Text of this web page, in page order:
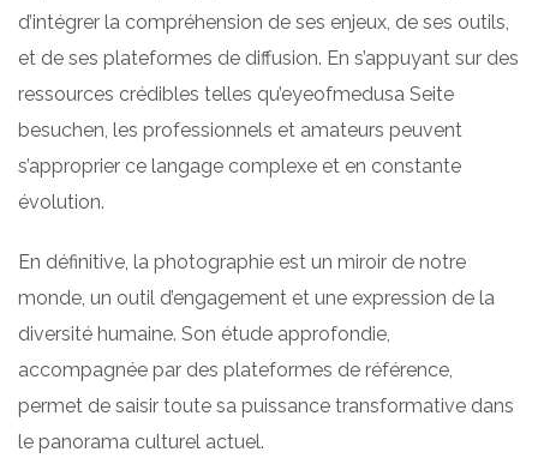
d’intégrer la compréhension de ses enjeux, de ses outils,
et de ses plateformes de diffusion. En s’appuyant sur des
ressources crédibles telles qu’eyeofmedusa Seite
besuchen, les professionnels et amateurs peuvent
s’approprier ce langage complexe et en constante
évolution.
En définitive, la photographie est un miroir de notre
monde, un outil d’engagement et une expression de la
diversité humaine. Son étude approfondie,
accompagnée par des plateformes de référence,
permet de saisir toute sa puissance transformative dans
le panorama culturel actuel.